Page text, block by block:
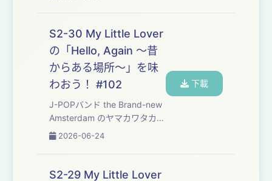
強も兼ねて、楽しくおしゃべ
りしながら平成を彩った名曲
たちを味わっていくPodcast
番組です。 番組のご感想は下
のお便りフ...
S2-30 My Little Lover
の「Hello, Again 〜昔
からある場所〜」を味
わおう！ #102
J-POPバンド ⁠⁠⁠⁠⁠⁠⁠⁠⁠⁠⁠⁠⁠⁠⁠⁠⁠⁠⁠⁠⁠⁠⁠⁠⁠⁠⁠⁠⁠⁠⁠⁠⁠⁠⁠the Brand-new
Amsterdam⁠⁠⁠⁠⁠⁠⁠⁠⁠⁠⁠⁠⁠⁠⁠⁠⁠⁠⁠⁠⁠⁠⁠⁠⁠⁠⁠⁠⁠⁠⁠⁠⁠ ⁠⁠のヤマカワタカヒ
ロとフジモトヨウヘイが、自
ねて、楽しくおしゃべりしな
がら平成30年間の名曲たちを
2026-06-24
下載
S2-29 My Little Lover